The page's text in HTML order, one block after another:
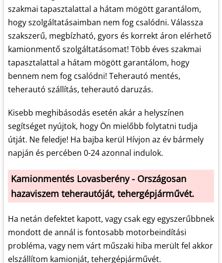
szakmai tapasztalattal a hátam mögött garantálom,
hogy szolgáltatásaimban nem fog csalódni. Válassza
szakszerű, megbízható, gyors és korrekt áron elérhető
kamionmentő szolgáltatásomat! Több éves szakmai
tapasztalattal a hátam mögött garantálom, hogy
bennem nem fog csalódni! Teherautó mentés,
teherautó szállítás, teherautó daruzás.
Kisebb meghibásodás esetén akár a helyszínen
segítséget nyújtok, hogy Ön mielőbb folytatni tudja
útját. Ne feledje! Ha bajba kerül Hívjon az év bármely
napján és percében 0-24 azonnal indulok.
Kamionmentés Lovasberény - Országosan
hazaviszem teherautóját, tehergépjárművét.
Ha netán defektet kapott, vagy csak egy egyszerűbbnek
mondott de annál is fontosabb motorbeindítási
probléma, vagy nem várt műszaki hiba merült fel akkor
elszállítom kamionját, tehergépjárművét.